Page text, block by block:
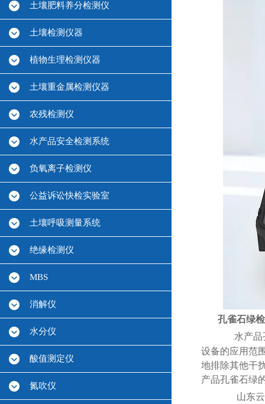
土壤肥料养分检测仪
土壤检测仪器
植物生理检测仪器
土壤重金属检测仪器
农残检测仪
水产品安全检测系统
负氧离子检测仪
公益诉讼快检实验室
土壤呼吸测量系统
绝缘检测仪
MBS
消解仪
水分仪
酸值测定仪
氮吹仪
孔雀石绿
水产
设备的应用范
地排除其他干
产品孔雀石绿
山东云唐